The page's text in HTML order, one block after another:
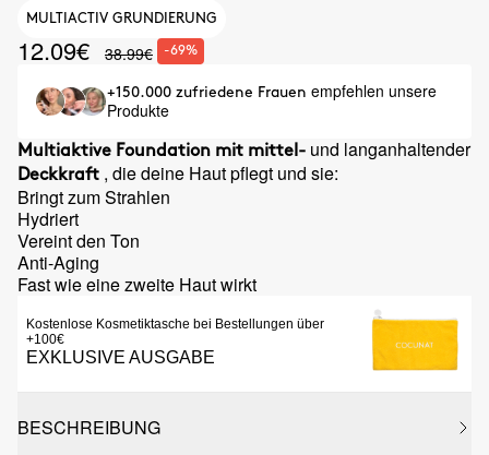
MULTIACTIV GRUNDIERUNG
12.09€ 38.99€ -69%
+150.000 zufriedene Frauen empfehlen unsere
Produkte
Multiaktive Foundation mit mittel- und langanhaltender
Deckkraft , die deine Haut pflegt und sie:
Bringt zum Strahlen
Hydriert
Vereint den Ton
Anti-Aging
Fast wie eine zweite Haut wirkt
Kostenlose Kosmetiktasche bei Bestellungen über
+100€
EXKLUSIVE AUSGABE
BESCHREIBUNG